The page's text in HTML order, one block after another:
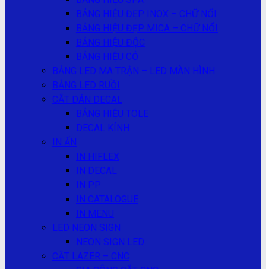
BẢNG HIỆU ĐẸP INOX – CHỮ NỔI
BẢNG HIỆU ĐẸP MICA – CHỮ NỔI
BẢNG HIỆU ĐỘC
BẢNG HIỆU CỎ
BẢNG LED MA TRẬN – LED MÀN HÌNH
BẢNG LED RUỒI
CẮT DÁN DECAL
BẢNG HIỆU TOLE
DECAL KÍNH
IN ẤN
IN HIFLEX
IN DECAL
IN PP
IN CATALOGUE
IN MENU
LED NEON SIGN
NEON SIGN LED
CẮT LAZER – CNC